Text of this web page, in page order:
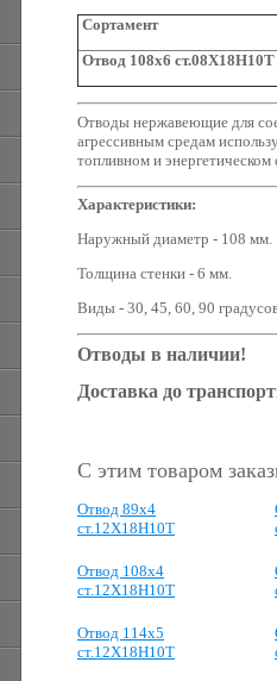
Сортамент
Отвод 108х6 ст.08Х18Н10Т
Отводы нержавеющие для
агрессивным средам
топливном и
Характеристики:
Наружный диаметр - 108 мм.
Толщина стенки - 6 мм.
Виды - 30, 45, 60, 90
Отводы в наличии!
Доставка до
С этим товаром
Отвод 89х4
ст.12Х18Н10Т
Отвод 108х4
ст.12Х18Н10Т
Отвод 114х5
ст.12Х18Н10Т